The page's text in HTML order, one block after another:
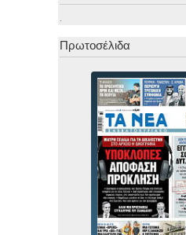
.
Πρωτοσέλιδα